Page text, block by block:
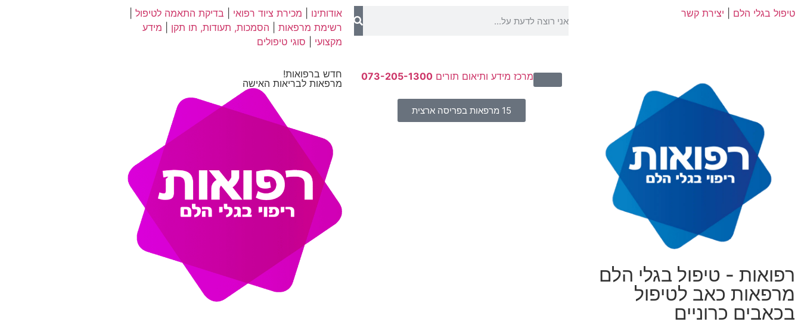
טיפול בגלי הלם יצירת קשר אודותינו מכירת ציוד רפואי בדיקת התאמה לטיפול|
רשימת מרפאות| הסמכות, תעודות, תו תקן
מידע
מקצועי
סוגי טיפולים
רפואות - טיפול בגלי הלם
מרפאות כאב לטיפול
בכאבים כרוניים
מרכז מידע ותיאום תורים073-205-1300
15 מרפאות בפריסה ארצית
חדש ברפואות!
מרפאות לבריאות האישה